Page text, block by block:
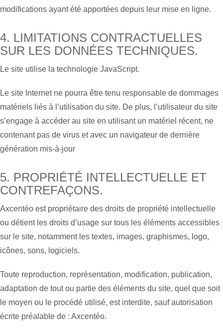
modifications ayant été apportées depuis leur mise en ligne.
4. LIMITATIONS CONTRACTUELLES
SUR LES DONNÉES TECHNIQUES.
Le site utilise la technologie JavaScript.
Le site Internet ne pourra être tenu responsable de dommages
matériels liés à l’utilisation du site. De plus, l’utilisateur du site
s’engage à accéder au site en utilisant un matériel récent, ne
contenant pas de virus et avec un navigateur de dernière
génération mis-à-jour
5. PROPRIÉTÉ INTELLECTUELLE ET
CONTREFAÇONS.
Axcentéo est propriétaire des droits de propriété intellectuelle
ou détient les droits d’usage sur tous les éléments accessibles
sur le site, notamment les textes, images, graphismes, logo,
icônes, sons, logiciels.
Toute reproduction, représentation, modification, publication,
adaptation de tout ou partie des éléments du site, quel que soit
le moyen ou le procédé utilisé, est interdite, sauf autorisation
écrite préalable de : Axcentéo.